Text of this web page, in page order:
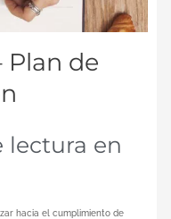
Plan de
lectura en
hacia el cumplimiento de